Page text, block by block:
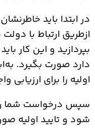
در ابتدا باید
بپردازید و این کار
دارد صورت بگیرد.
اولیه را برای
سپس درخواست شما را
شود و تایید اولیه